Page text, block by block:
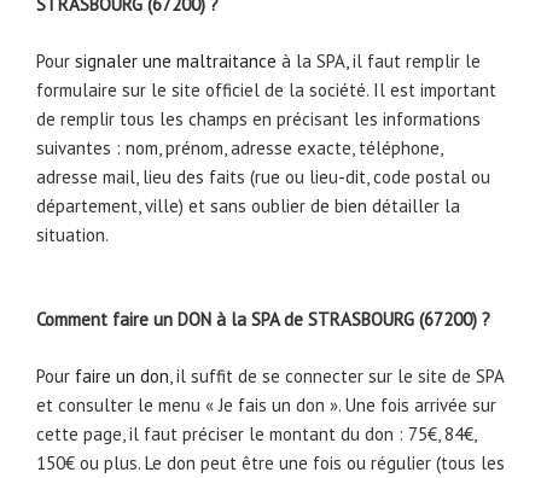
Pour signaler une maltraitance à la SPA, il faut remplir le
formulaire sur le site officiel de la société. Il est important
de remplir tous les champs en précisant les informations
suivantes : nom, prénom, adresse exacte, téléphone,
adresse mail, lieu des faits (rue ou lieu-dit, code postal ou
département, ville) et sans oublier de bien détailler la
situation.
Comment faire un DON à la SPA de STRASBOURG (67200) ?
Pour faire un don , il suffit de se connecter sur le site de SPA
et consulter le menu « Je fais un don ». Une fois arrivée sur
cette page, il faut préciser le montant du don : 75€, 84€,
150€ ou plus. Le don peut être une fois ou régulier (tous les